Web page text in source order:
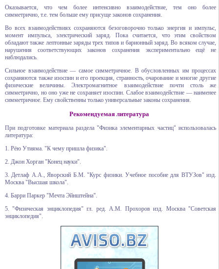
Оказывается, что чем более интенсивно взаимодействие, тем оно более
симметрично, т.е. тем больше ему присуще законов сохранения.
Во всех взаимодействиях сохраняются безоговорочно только энергия и импульс,
момент импульса, электрический заряд. Пока считается, что этим свойством
обладают также лептонные заряды трех типов и барионный заряд. Во всяком случае,
нарушения соответствующих законов сохранения экспериментально ещё не
наблюдались.
Сильное взаимодействие — самое симметричное. В обусловленных им процессах
сохраняются также изоспин и его проекция, странность, очарование и многие другие
физические величины. Электромагнитное взаимодействие почти столь же
симметрично, но оно уже не сохраняет изоспин. Слабое взаимодействие — наименее
симметричное. Ему свойственны только универсальные законы сохранения.
Рекомендуемая литература
При подготовке материала раздела "Физика элементарных частиц" использовалась
литература:
1. Рёю Утияма. "К чему пришла физика".
2. Джон Хорган "Конец науки".
3. Детлаф А.А., Яворский Б.М. "Курс физики. Учебное пособие для ВТУЗов" изд.
Москва "Высшая школа".
4. Барри Паркер "Мечта Эйнштейна".
5. "Физическая энциклопедия" гл. ред. А.М. Прохоров изд. Москва "Советская
энциклопедия".